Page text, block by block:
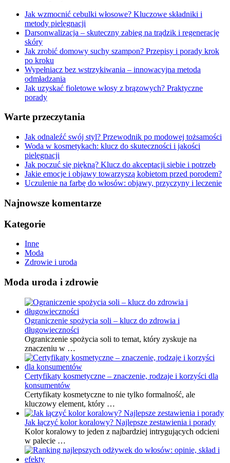
Jak wzmocnić cebulki włosowe? Kluczowe składniki i
metody pielęgnacji
Darsonwalizacja – skuteczny zabieg na trądzik i regenerację
skóry
Jak zrobić domowy suchy szampon? Przepisy i porady krok
po kroku
Wypełniacz bez wstrzykiwania – innowacyjna metoda
odmładzania
Jak uzyskać fioletowe włosy z brązowych? Praktyczne
porady
Warte przeczytania
Jak odnaleźć swój styl? Przewodnik po modowej tożsamości
Woda w kosmetykach: klucz do skuteczności i jakości
pielęgnacji
Jak poczuć się piękną? Klucz do akceptacji siebie i potrzeb
Jakie emocje i objawy towarzyszą kobietom przed porodem?
Uczulenie na farbę do włosów: objawy, przyczyny i leczenie
Najnowsze komentarze
Kategorie
Inne
Moda
Zdrowie i uroda
Moda uroda i zdrowie
Ograniczenie spożycia soli – klucz do zdrowia i
długowieczności
Ograniczenie spożycia soli to temat, który zyskuje na
znaczeniu w …
Certyfikaty kosmetyczne – znaczenie, rodzaje i korzyści dla
konsumentów
Certyfikaty kosmetyczne to nie tylko formalność, ale
kluczowy element, który …
Jak łączyć kolor koralowy? Najlepsze zestawienia i porady
Kolor koralowy to jeden z najbardziej intrygujących odcieni
w palecie …